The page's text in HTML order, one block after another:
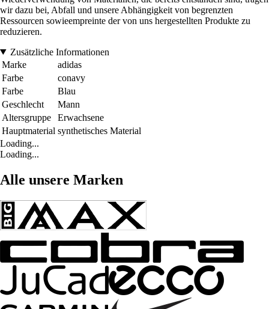
wir dazu bei, Abfall und unsere Abhängigkeit von begrenzten
Ressourcen sowieempreinte der von uns hergestellten Produkte zu
reduzieren.
Zusätzliche Informationen
Marke
adidas
Farbe
conavy
Farbe
Blau
Geschlecht
Mann
Altersgruppe
Erwachsene
Hauptmaterial synthetisches Material
Loading...
Loading...
Alle unsere Marken